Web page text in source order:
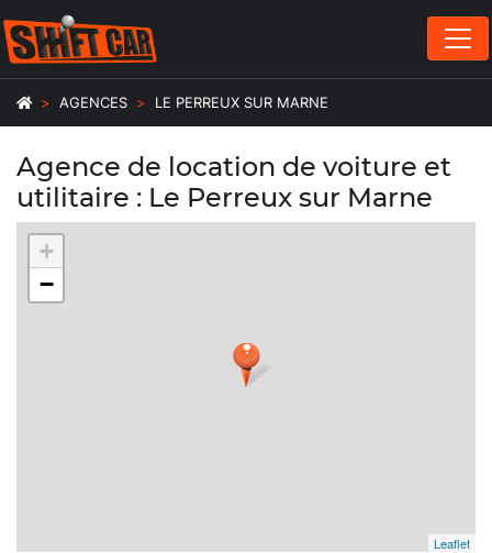
AGENCES LE PERREUX SUR MARNE
Agence de location de voiture et
utilitaire : Le Perreux sur Marne
+
−
Leaflet